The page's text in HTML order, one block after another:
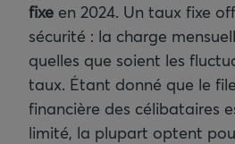
fixe en 2024. Un taux fixe
sécurité : la charge
quelles que soient les
taux. Étant donné que le
financière des célibataires
limité, la plupart optent